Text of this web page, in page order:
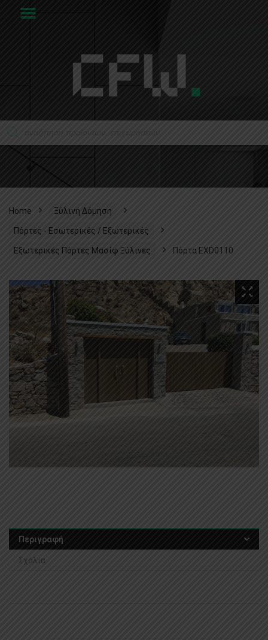
Home Ξύλινη Δόμηση
Πόρτες - Εσωτερικές / Εξωτερικές
Εξωτερικές Πόρτες Μασίφ Ξύλινες Πόρτα EXD0110
Περιγραφή
Σχόλια